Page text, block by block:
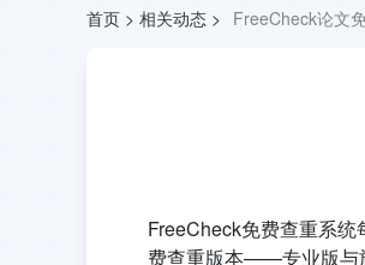
首页 > 相关动态 > FreeCheck论文
FreeCheck免费查重系
费查重版本——专业版与